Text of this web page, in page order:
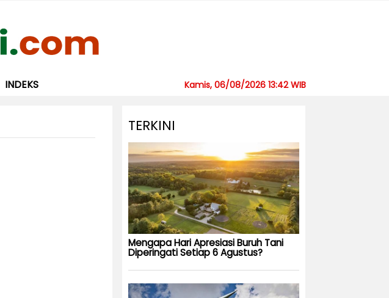
INDEKS Kamis, 06/08/2026 13:42 WIB
TERKINI
Mengapa Hari Apresiasi Buruh Tani
Diperingati Setiap 6 Agustus?